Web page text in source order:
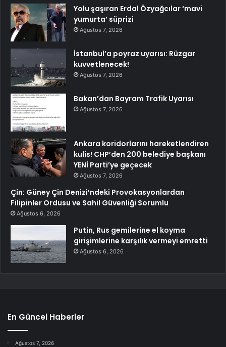
Yolu şaşıran Erdal Özyağcılar ‘mavi
yumurta’ süprizi
Ağustos 7, 2026
İstanbul’a poyraz uyarısı: Rüzgar
kuvvetlenecek!
Ağustos 7, 2026
Bakan’dan Bayram Trafik Uyarısı
Ağustos 7, 2026
Ankara koridorlarını hareketlendiren
kulis! CHP’den 200 belediye başkanı
YENİ Parti’ye geçecek
Ağustos 7, 2026
Çin: Güney Çin Denizi’ndeki Provokasyonlardan
Filipinler Ordusu ve Sahil Güvenliği Sorumlu
Ağustos 6, 2026
Putin, Rus gemilerine el koyma
girişimlerine karşılık vermeyi emretti
Ağustos 6, 2026
En Güncel Haberler
Ağustos 7, 2026